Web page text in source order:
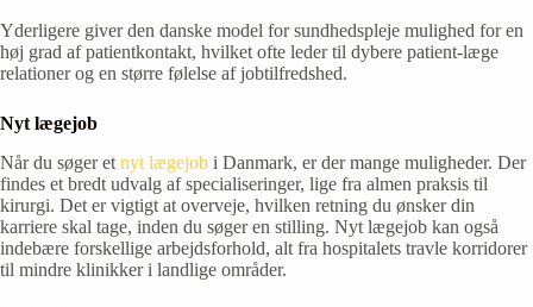
Yderligere giver den danske model for sundhedspleje mulighed for en
høj grad af patientkontakt, hvilket ofte leder til dybere patient-læge
relationer og en større følelse af jobtilfredshed.
Nyt lægejob
Når du søger et nyt lægejob i Danmark, er der mange muligheder. Der
findes et bredt udvalg af specialiseringer, lige fra almen praksis til
kirurgi. Det er vigtigt at overveje, hvilken retning du ønsker din
karriere skal tage, inden du søger en stilling. Nyt lægejob kan også
indebære forskellige arbejdsforhold, alt fra hospitalets travle korridorer
til mindre klinikker i landlige områder.